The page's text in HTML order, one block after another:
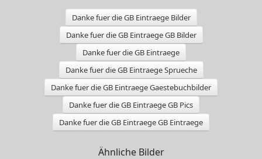
Danke fuer die GB Eintraege Bilder
Danke fuer die GB Eintraege GB Bilder
Danke fuer die GB Eintraege
Danke fuer die GB Eintraege Sprueche
Danke fuer die GB Eintraege Gaestebuchbilder
Danke fuer die GB Eintraege GB Pics
Danke fuer die GB Eintraege GB Eintraege
Ähnliche Bilder